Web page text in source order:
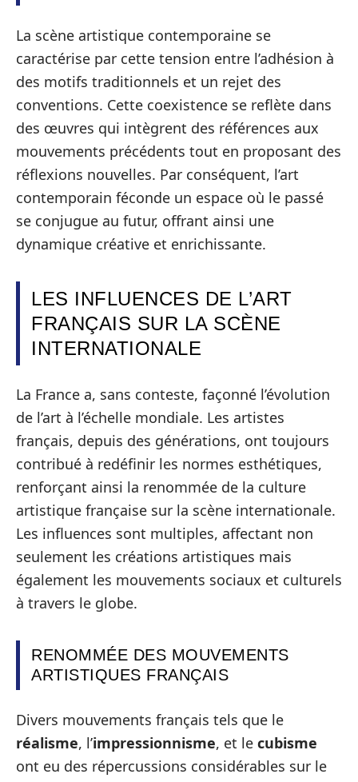
La scène artistique contemporaine se
caractérise par cette tension entre l’adhésion à
des motifs traditionnels et un rejet des
conventions. Cette coexistence se reflète dans
des œuvres qui intègrent des références aux
mouvements précédents tout en proposant des
réflexions nouvelles. Par conséquent, l’art
contemporain féconde un espace où le passé
se conjugue au futur, offrant ainsi une
dynamique créative et enrichissante.
LES INFLUENCES DE L’ART
FRANÇAIS SUR LA SCÈNE
INTERNATIONALE
La France a, sans conteste, façonné l’évolution
de l’art à l’échelle mondiale. Les artistes
français, depuis des générations, ont toujours
contribué à redéfinir les normes esthétiques,
renforçant ainsi la renommée de la culture
artistique française sur la scène internationale.
Les influences sont multiples, affectant non
seulement les créations artistiques mais
également les mouvements sociaux et culturels
à travers le globe.
RENOMMÉE DES MOUVEMENTS
ARTISTIQUES FRANÇAIS
Divers mouvements français tels que le
réalisme, l’impressionnisme, et le cubisme
ont eu des répercussions considérables sur le